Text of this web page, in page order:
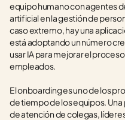
equipo humano con agentes
artificial en la gestión de
caso extremo, hay una
está adoptando un número
usar IA para mejorar el
empleados.
El onboarding es uno de los
de tiempo de los equipos.
de atención de colegas,